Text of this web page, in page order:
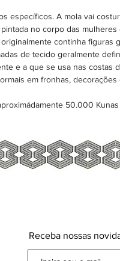
específicos. A mola vai
no corpo das
continha figuras
de tecido geralmente
e a que se usa nas costas
em fronhas,
50.000
Receba nossas